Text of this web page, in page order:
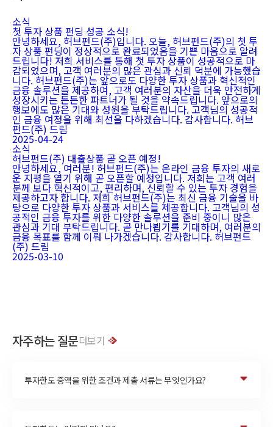
소식
첫 투자 상품 펀딩 성공 소식!
안녕하세요, 허브펀드(주)입니다. 오늘, 허브펀드(주)의 첫 투
자 상품 펀딩이 정상적으로 완료되었음을 기쁜 마음으로 알려
드립니다! 저희 서비스를 통해 첫 투자 상품이 성공적으로 마
감되었으며, 고객 여러분의 많은 관심과 신뢰 덕분에 가능했습
니다. 허브펀드(주)는 앞으로도 다양한 투자 상품과 혁신적인
금융 솔루션을 제공하여, 고객 여러분의 자산을 더욱 안전하게
성장시키는 든든한 파트너가 될 것을 약속드립니다. 앞으로의
행보에도 많은 기대와 성원을 부탁드립니다. 고객님의 성공적
인 금융 여정을 위해 최선을 다하겠습니다. 감사합니다. 허브
펀드(주) 드림
2025-04-24
소식
허브펀드(주) 대출상품 곧 오픈 예정!
안녕하세요, 여러분! 허브펀드(주)는 온라인 금융 투자의 새로
운 지평을 열기 위해 곧 오픈할 예정입니다. 저희는 고객 여러
분께 보다 혁신적이고, 편리하며, 신뢰할 수 있는 투자 경험을
제공하고자 합니다. 저희 허브펀드(주)는 최신 금융 기술을 바
탕으로 다양한 투자 상품과 서비스를 제공합니다. 고객님의 성
공적인 금융 투자를 위한 다양한 솔루션을 준비 중이니 많은
관심과 기대 부탁드립니다. 곧 만나뵙기를 기대하며, 여러분의
금융 목표를 함께 이뤄 나가겠습니다. 감사합니다. 허브펀드
(주) 드림
2025-03-10
자주하는 질문더보기
투자한도 증액을 위한 조건과 제출 서류는 무엇인가요?